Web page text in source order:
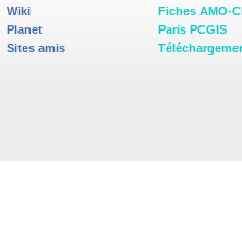
Wiki
Planet
Sites amis
Fiches AMO-
Paris PCGIS